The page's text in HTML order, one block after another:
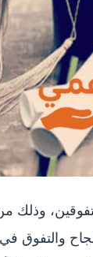
وذلك
والتفوق في